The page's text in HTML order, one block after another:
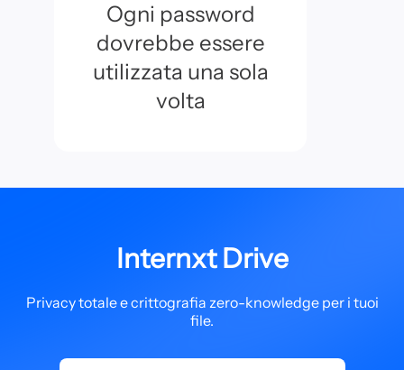
Ogni password
dovrebbe essere
utilizzata una sola
volta
Internxt Drive
Privacy totale e crittografia zero-knowledge per i tuoi
file.